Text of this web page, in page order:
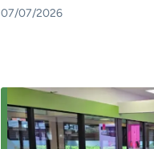
07/07/2026